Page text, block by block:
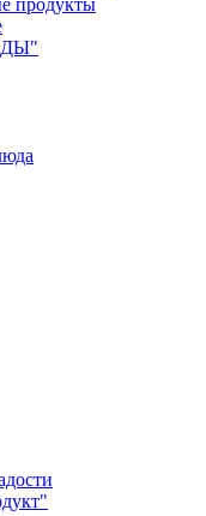
продукты